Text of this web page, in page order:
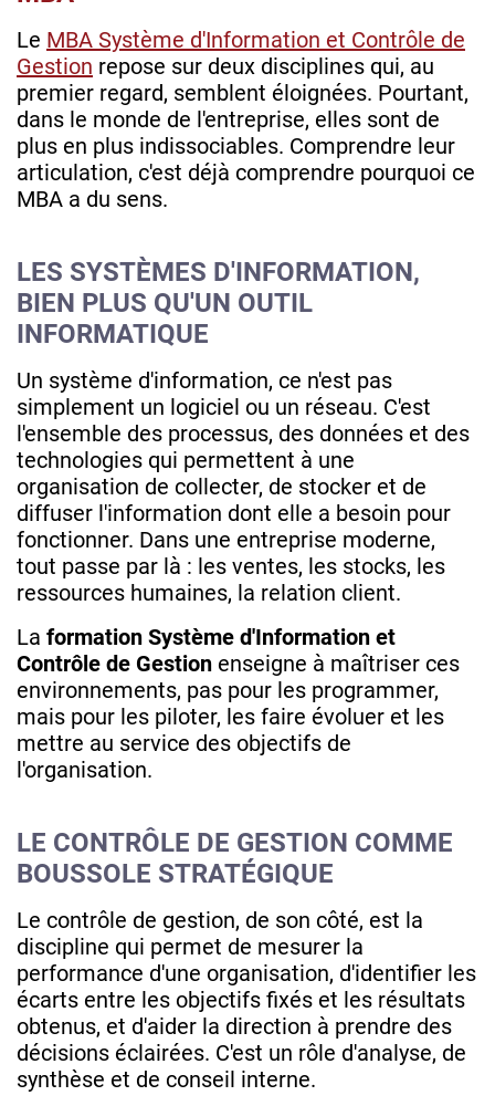
Le MBA Système d'Information et Contrôle de
Gestion repose sur deux disciplines qui, au
premier regard, semblent éloignées. Pourtant,
dans le monde de l'entreprise, elles sont de
plus en plus indissociables. Comprendre leur
articulation, c'est déjà comprendre pourquoi ce
MBA a du sens.
LES SYSTÈMES D'INFORMATION,
BIEN PLUS QU'UN OUTIL
INFORMATIQUE
Un système d'information, ce n'est pas
simplement un logiciel ou un réseau. C'est
l'ensemble des processus, des données et des
technologies qui permettent à une
organisation de collecter, de stocker et de
diffuser l'information dont elle a besoin pour
fonctionner. Dans une entreprise moderne,
tout passe par là : les ventes, les stocks, les
ressources humaines, la relation client.
La formation Système d'Information et
Contrôle de Gestion enseigne à maîtriser ces
environnements, pas pour les programmer,
mais pour les piloter, les faire évoluer et les
mettre au service des objectifs de
l'organisation.
LE CONTRÔLE DE GESTION COMME
BOUSSOLE STRATÉGIQUE
Le contrôle de gestion, de son côté, est la
discipline qui permet de mesurer la
performance d'une organisation, d'identifier les
écarts entre les objectifs fixés et les résultats
obtenus, et d'aider la direction à prendre des
décisions éclairées. C'est un rôle d'analyse, de
synthèse et de conseil interne.